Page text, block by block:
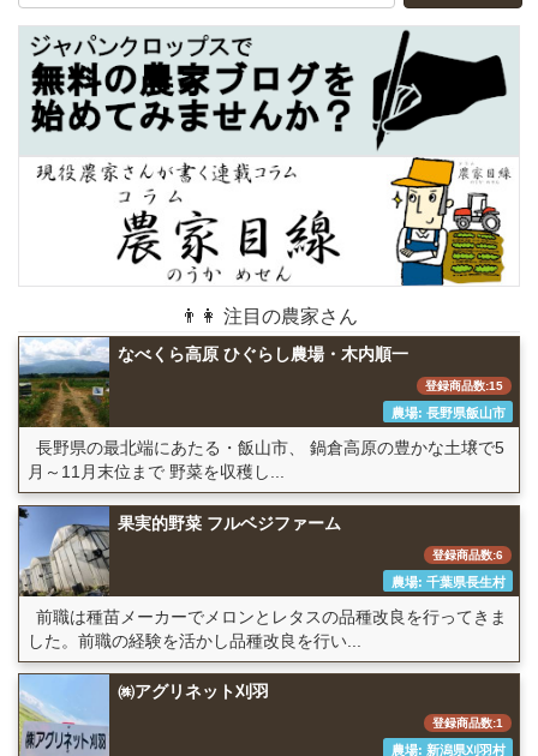
👨👩 注目の農家さん
なべくら高原 ひぐらし農場・木内順一
登録商品数:15
農場: 長野県飯山市
長野県の最北端にあたる・飯山市、 鍋倉高原の豊かな土壌で5
月～11月末位まで 野菜を収穫し...
果実的野菜 フルベジファーム
登録商品数:6
農場: 千葉県長生村
前職は種苗メーカーでメロンとレタスの品種改良を行ってきま
した。前職の経験を活かし品種改良を行い...
㈱アグリネット刈羽
登録商品数:1
農場: 新潟県刈羽村